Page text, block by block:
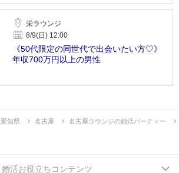
栄ラウンジ
8/9(日) 12:00
《50代限定の同世代で出会いたい方♡》
年収700万円以上の男性
愛知県 名古屋 名古屋ラウンジの婚活パーティー
婚活お役立ちコンテンツ